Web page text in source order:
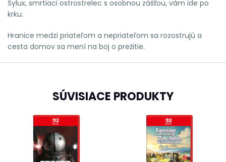
Sylux, smrtiaci ostrostrelec s osobnou zášťou, vám ide po
krku.
Hranice medzi priateľom a nepriateľom sa rozostrujú a
cesta domov sa mení na boj o prežitie.
SÚVISIACE PRODUKTY